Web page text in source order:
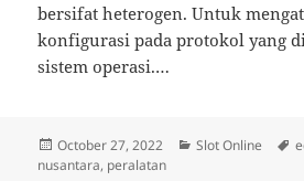
bersifat heterogen. Untuk
konfigurasi pada protokol yang
sistem operasi.…
Posted
on
October 27, 2022 Categories
Slot Online
nusantara, peralatan